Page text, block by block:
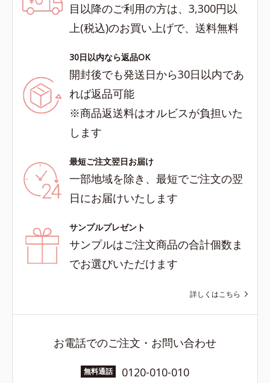
目以降のご利用の方は、3,300円以
上(税込)のお買い上げで、送料無料
30日以内なら返品OK
開封後でも発送日から30日以内であ
れば返品可能
※商品返送料はオルビスが負担いた
します
最短ご注文翌日お届け
一部地域を除き、最短でご注文の翌
日にお届けいたします
サンプルプレゼント
サンプルはご注文商品の合計個数ま
でお選びいただけます
詳しくはこちら
お電話でのご注文・お問い合わせ
無料通話 0120-010-010